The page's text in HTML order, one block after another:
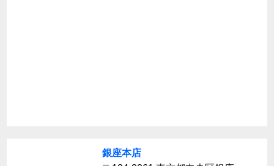
銀座本店